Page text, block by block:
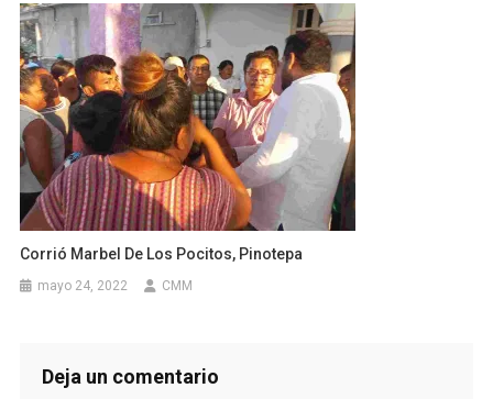
Corrió Marbel De Los Pocitos, Pinotepa
mayo 24, 2022 CMM
Deja un comentario